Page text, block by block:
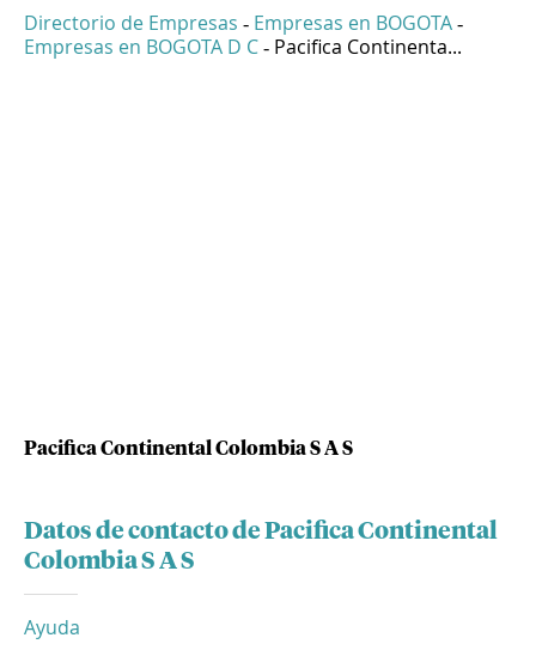
Directorio de Empresas - Empresas en BOGOTA -
Empresas en BOGOTA D C - Pacifica Continenta...
Pacifica Continental Colombia S A S
Datos de contacto de Pacifica Continental
Colombia S A S
Ayuda